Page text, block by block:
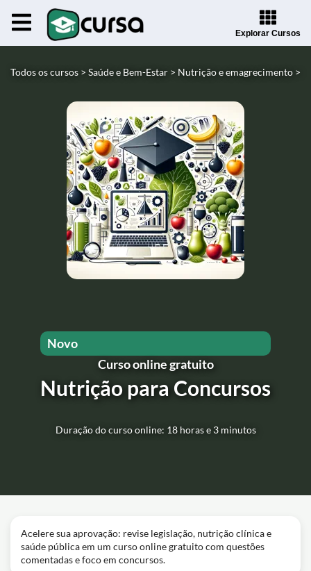
Explorar Cursos
Todos os cursos > Saúde e Bem-Estar > Nutrição e emagrecimento >
Curso online gratuito
Nutrição para Concursos
Duração do curso online: 18 horas e 3 minutos
Novo
Acelere sua aprovação: revise legislação, nutrição clínica e
saúde pública em um curso online gratuito com questões
comentadas e foco em concursos.